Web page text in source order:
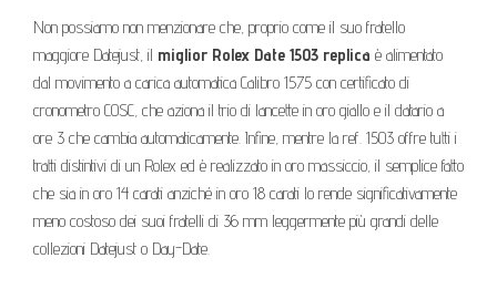
Non possiamo non menzionare che, proprio come il suo fratello
maggiore Datejust, il miglior Rolex Date 1503 replica è alimentato
dal movimento a carica automatica Calibro 1575 con certificato di
cronometro COSC, che aziona il trio di lancette in oro giallo e il datario a
ore 3 che cambia automaticamente. Infine, mentre la ref. 1503 offre tutti i
tratti distintivi di un Rolex ed è realizzato in oro massiccio, il semplice fatto
che sia in oro 14 carati anziché in oro 18 carati lo rende significativamente
meno costoso dei suoi fratelli di 36 mm leggermente più grandi delle
collezioni Datejust o Day-Date.